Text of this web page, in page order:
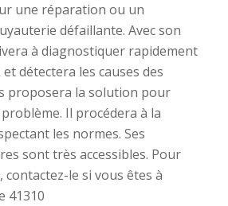
une réparation ou un
défaillante. Avec son
à diagnostiquer rapidement
détectera les causes des
proposera la solution pour
Il procédera à la
les normes. Ses
sont très accessibles. Pour
contactez-le si vous êtes à
41310